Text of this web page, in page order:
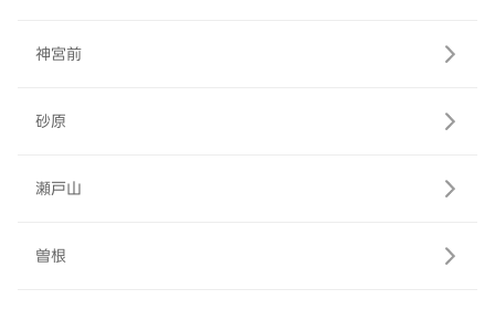
神宮前
砂原
瀬戸山
曽根